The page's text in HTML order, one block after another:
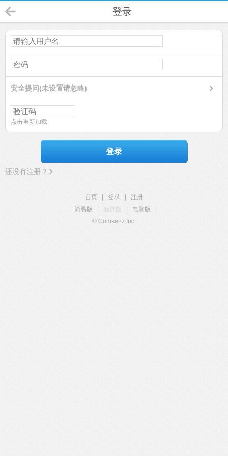
登录
安全提问(未设置请忽略)
点击重新加载
登录
还没有注册？
首页 登录
注册
简易版
触屏版 电脑版
© Comsenz Inc.